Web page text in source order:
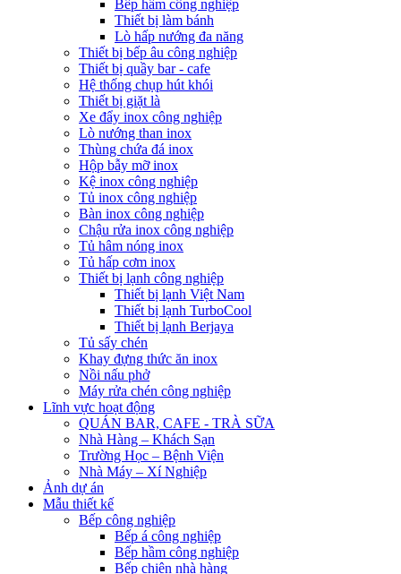
Bếp hầm công nghiệp
Thiết bị làm bánh
Lò hấp nướng đa năng
Thiết bị bếp âu công nghiệp
Thiết bị quầy bar - cafe
Hệ thống chụp hút khói
Thiết bị giặt là
Xe đẩy inox công nghiệp
Lò nướng than inox
Thùng chứa đá inox
Hộp bẫy mỡ inox
Kệ inox công nghiệp
Tủ inox công nghiệp
Bàn inox công nghiệp
Chậu rửa inox công nghiệp
Tủ hâm nóng inox
Tủ hấp cơm inox
Thiết bị lạnh công nghiệp
Thiết bị lạnh Việt Nam
Thiết bị lạnh TurboCool
Thiết bị lạnh Berjaya
Tủ sấy chén
Khay đựng thức ăn inox
Nồi nấu phở
Máy rửa chén công nghiệp
Lĩnh vực hoạt động
QUÁN BAR, CAFE - TRÀ SỮA
Nhà Hàng – Khách Sạn
Trường Học – Bệnh Viện
Nhà Máy – Xí Nghiệp
Ảnh dự án
Mẫu thiết kế
Bếp công nghiệp
Bếp á công nghiệp
Bếp hầm công nghiệp
Bếp chiên nhà hàng